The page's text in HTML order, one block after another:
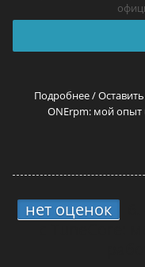
Подробнее /
ONErpm: мой опыт
нет оценок